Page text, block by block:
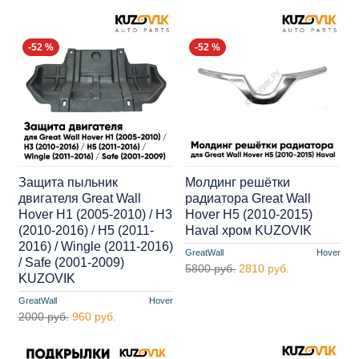
-52 %
GreatWall Hover
Защита пыльник
двигателя Great Wall
Hover H1 (2005-2010) / H3
(2010-2016) / H5 (2011-
2016) / Wingle (2011-2016)
/ Safe (2001-2009)
KUZOVIK
2000 руб. 960 руб.
-52 %
GreatWall Hover
Молдинг решётки
радиатора Great Wall
Hover H5 (2010-2015)
Haval хром KUZOVIK
5800 руб. 2810 руб.